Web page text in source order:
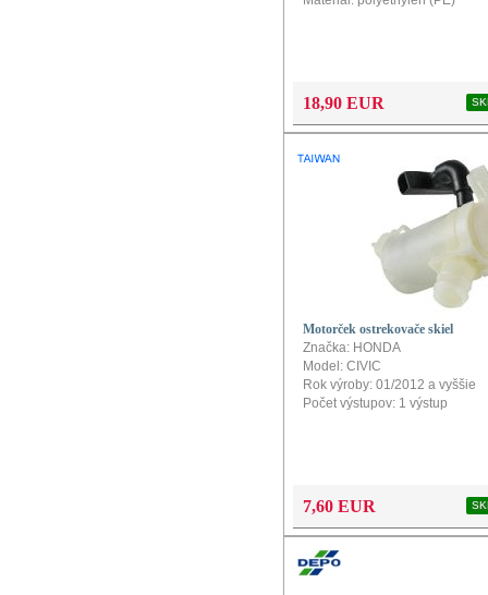
18,90 EUR
Motorček ostrekovače skiel
Značka: HONDA
Model: CIVIC
Rok výroby: 01/2012 a vyššie
Počet výstupov: 1 výstup
7,60 EUR